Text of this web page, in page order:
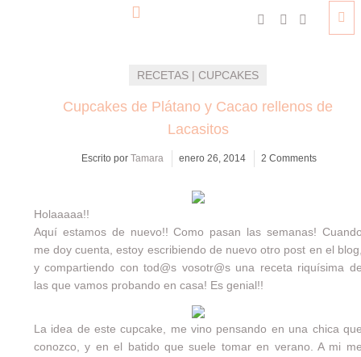
RECETAS | CUPCAKES
Cupcakes de Plátano y Cacao rellenos de
Lacasitos
Escrito por Tamara enero 26, 2014 2 Comments
Holaaaaa!!
Aquí estamos de nuevo!! Como pasan las semanas!
me doy cuenta, estoy escribiendo de nuevo otro post en el
y compartiendo con tod@s vosotr@s una receta riquísima
las que vamos probando en casa! Es genial!!
La idea de este cupcake, me vino pensando en una chica
conozco, y en el batido que suele tomar en verano. A mi